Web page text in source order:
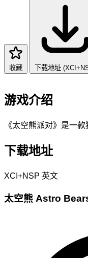
收藏 下载地址
游戏介绍
《太空熊派对》是一
下载地址
XCI+NSP 英文
太空熊 Astro